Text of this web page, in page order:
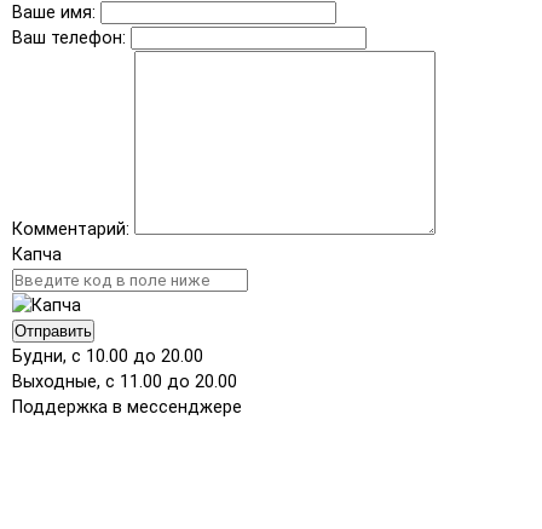
Ваше имя:
Ваш телефон:
Комментарий:
Капча
Отправить
Будни, с 10.00 до 20.00
Выходные, с 11.00 до 20.00
Поддержка в мессенджере